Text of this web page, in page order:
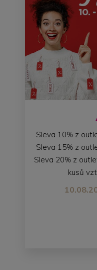
Sleva 10% z
Sleva 15% z
Sleva 20% z